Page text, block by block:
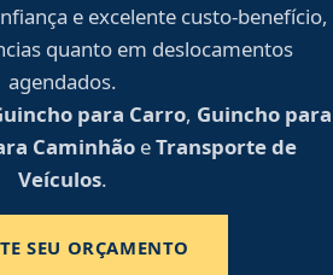
e excelente custo-benefício,
quanto em deslocamentos
agendados.
para Carro, Guincho para
CaminhãoeTransporte de
Veículos.
SEU ORÇAMENTO